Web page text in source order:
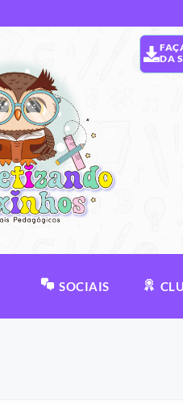
DA
SOCIAIS